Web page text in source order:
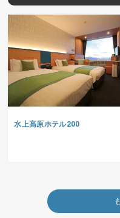
水上高原ホテル200